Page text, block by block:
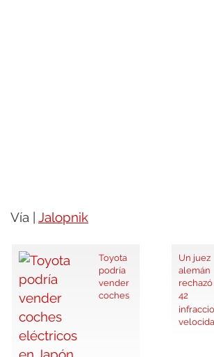
Vía | Jalopnik
Toyota
podría
vender
coches
Un juez
alemán
rechazó
42